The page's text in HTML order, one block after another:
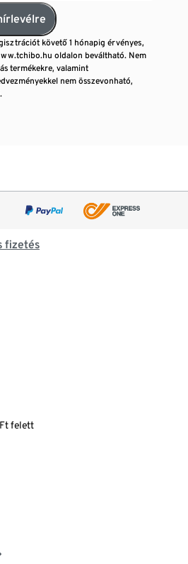
követő 1 hónapig érvényes,
oldalon beváltható. Nem
termékekre, valamint
nem összevonható,
fizetés
felett